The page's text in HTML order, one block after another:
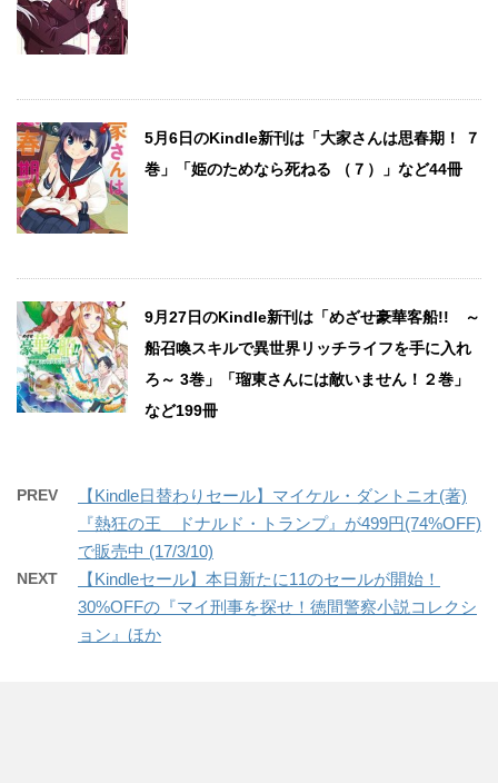
5月6日のKindle新刊は「大家さんは思春期！ ７
巻」「姫のためなら死ねる （７）」など44冊
9月27日のKindle新刊は「めざせ豪華客船!! ～
船召喚スキルで異世界リッチライフを手に入れ
ろ～ 3巻」「瑠東さんには敵いません！２巻」
など199冊
PREV
【Kindle日替わりセール】マイケル・ダントニオ(著)
『熱狂の王 ドナルド・トランプ』が499円(74%OFF)
で販売中 (17/3/10)
NEXT
【Kindleセール】本日新たに11のセールが開始！
30%OFFの『マイ刑事を探せ！徳間警察小説コレクシ
ョン』ほか